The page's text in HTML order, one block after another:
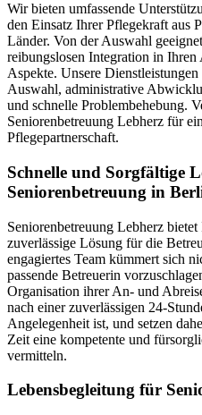
Wir bieten umfassende
den Einsatz Ihrer Pflegekraft aus
Länder. Von der Auswahl
reibungslosen Integration in
Aspekte. Unsere
Auswahl, administrative
und schnelle Problembehebung.
Seniorenbetreuung Lebherz für
Pflegepartnerschaft.
Schnelle und Sorgfältige
Seniorenbetreuung in
Seniorenbetreuung Lebherz
zuverlässige Lösung für die
engagiertes Team kümmert sich
passende Betreuerin
Organisation ihrer An- und
nach einer zuverlässigen 24-
Angelegenheit ist, und setzen
Zeit eine kompetente und
vermitteln.
Lebensbegleitung für